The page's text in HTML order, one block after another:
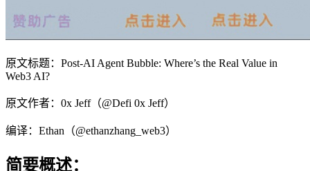
原文标题： Post-AI Agent Bubble: Where’s the Real Value in
Web3 AI?
原文作者：0x Jeff（@Defi 0x Jeff）
编译：Ethan（@ethanzhang_web3）
简要概述：